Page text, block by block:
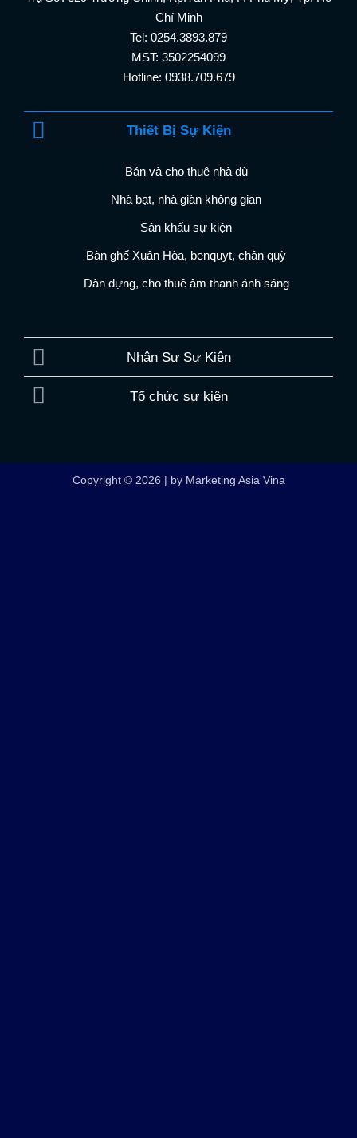
Chí Minh
Tel: 0254.3893.879
MST: 3502254099
Hotline: 0938.709.679
Thiết Bị Sự Kiện
Bán và cho thuê nhà dù
Nhà bạt, nhà giàn không gian
Sân khấu sự kiện
Bàn ghế Xuân Hòa, benquyt, chân quỳ
Dàn dựng, cho thuê âm thanh ánh sáng
Nhân Sự Sự Kiện
Tổ chức sự kiện
Copyright © 2026 | by Marketing Asia Vina